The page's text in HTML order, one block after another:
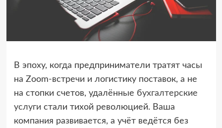
В эпоху, когда предприниматели тратят часы
на Zoom-встречи и логистику поставок, а не
на стопки счетов, удалённые бухгалтерские
услуги стали тихой революцией. Ваша
компания развивается, а учёт ведётся без